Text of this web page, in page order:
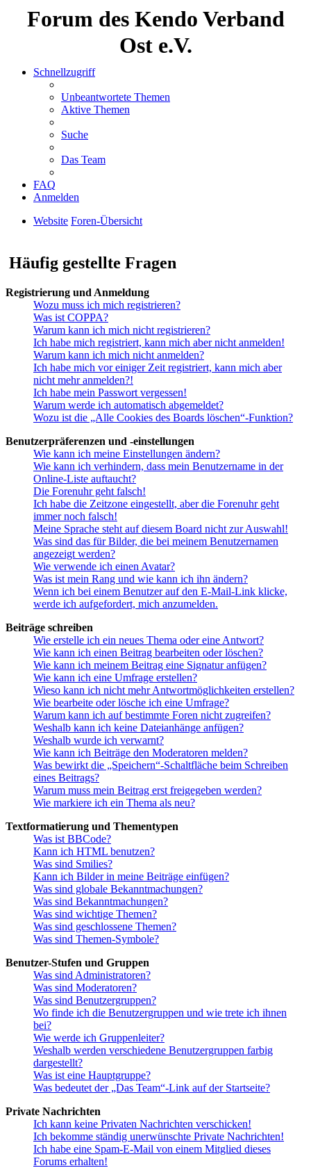
Forum des Kendo Verband
Ost e.V.
Schnellzugriff
Unbeantwortete Themen
Aktive Themen
Suche
Das Team
FAQ
Anmelden
Website Foren-Übersicht
Häufig gestellte Fragen
Registrierung und Anmeldung
Wozu muss ich mich registrieren?
Was ist COPPA?
Warum kann ich mich nicht registrieren?
Ich habe mich registriert, kann mich aber nicht anmelden!
Warum kann ich mich nicht anmelden?
Ich habe mich vor einiger Zeit registriert, kann mich aber
nicht mehr anmelden?!
Ich habe mein Passwort vergessen!
Warum werde ich automatisch abgemeldet?
Wozu ist die „Alle Cookies des Boards löschen“-Funktion?
Benutzerpräferenzen und -einstellungen
Wie kann ich meine Einstellungen ändern?
Wie kann ich verhindern, dass mein Benutzername in der
Online-Liste auftaucht?
Die Forenuhr geht falsch!
Ich habe die Zeitzone eingestellt, aber die Forenuhr geht
immer noch falsch!
Meine Sprache steht auf diesem Board nicht zur Auswahl!
Was sind das für Bilder, die bei meinem Benutzernamen
angezeigt werden?
Wie verwende ich einen Avatar?
Was ist mein Rang und wie kann ich ihn ändern?
Wenn ich bei einem Benutzer auf den E-Mail-Link klicke,
werde ich aufgefordert, mich anzumelden.
Beiträge schreiben
Wie erstelle ich ein neues Thema oder eine Antwort?
Wie kann ich einen Beitrag bearbeiten oder löschen?
Wie kann ich meinem Beitrag eine Signatur anfügen?
Wie kann ich eine Umfrage erstellen?
Wieso kann ich nicht mehr Antwortmöglichkeiten erstellen?
Wie bearbeite oder lösche ich eine Umfrage?
Warum kann ich auf bestimmte Foren nicht zugreifen?
Weshalb kann ich keine Dateianhänge anfügen?
Weshalb wurde ich verwarnt?
Wie kann ich Beiträge den Moderatoren melden?
Was bewirkt die „Speichern“-Schaltfläche beim Schreiben
eines Beitrags?
Warum muss mein Beitrag erst freigegeben werden?
Wie markiere ich ein Thema als neu?
Textformatierung und Thementypen
Was ist BBCode?
Kann ich HTML benutzen?
Was sind Smilies?
Kann ich Bilder in meine Beiträge einfügen?
Was sind globale Bekanntmachungen?
Was sind Bekanntmachungen?
Was sind wichtige Themen?
Was sind geschlossene Themen?
Was sind Themen-Symbole?
Benutzer-Stufen und Gruppen
Was sind Administratoren?
Was sind Moderatoren?
Was sind Benutzergruppen?
Wo finde ich die Benutzergruppen und wie trete ich ihnen
bei?
Wie werde ich Gruppenleiter?
Weshalb werden verschiedene Benutzergruppen farbig
dargestellt?
Was ist eine Hauptgruppe?
Was bedeutet der „Das Team“-Link auf der Startseite?
Private Nachrichten
Ich kann keine Privaten Nachrichten verschicken!
Ich bekomme ständig unerwünschte Private Nachrichten!
Ich habe eine Spam-E-Mail von einem Mitglied dieses
Forums erhalten!